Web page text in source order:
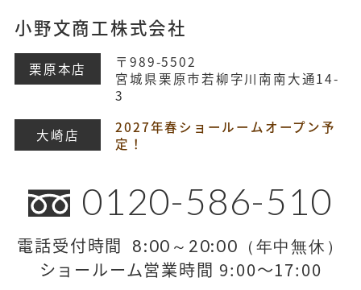
小野文商工株式会社
栗原本店
〒989-5502
宮城県栗原市若柳字川南南大通14-
3
大崎店
2027年春ショールームオープン予
定！
0120-586-510
電話受付時間 8:00～20:00（年中無休）
ショールーム営業時間 9:00～17:00